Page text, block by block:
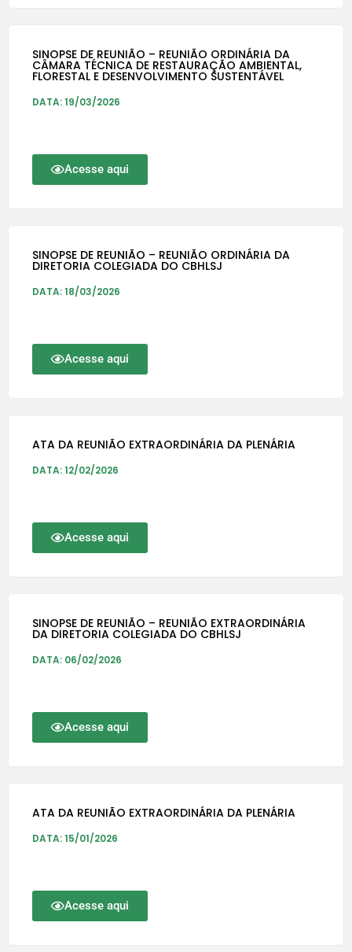
SINOPSE DE REUNIÃO – REUNIÃO ORDINÁRIA DA
CÂMARA TÉCNICA DE RESTAURAÇÃO AMBIENTAL,
FLORESTAL E DESENVOLVIMENTO SUSTENTÁVEL
DATA: 19/03/2026
Acesse aqui
SINOPSE DE REUNIÃO – REUNIÃO ORDINÁRIA DA
DIRETORIA COLEGIADA DO CBHLSJ
DATA: 18/03/2026
Acesse aqui
ATA DA REUNIÃO EXTRAORDINÁRIA DA PLENÁRIA
DATA: 12/02/2026
Acesse aqui
SINOPSE DE REUNIÃO – REUNIÃO EXTRAORDINÁRIA
DA DIRETORIA COLEGIADA DO CBHLSJ
DATA: 06/02/2026
Acesse aqui
ATA DA REUNIÃO EXTRAORDINÁRIA DA PLENÁRIA
DATA: 15/01/2026
Acesse aqui